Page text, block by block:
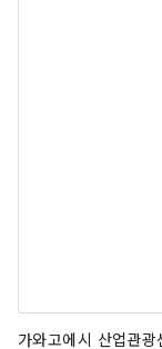
가와고에시 산업관